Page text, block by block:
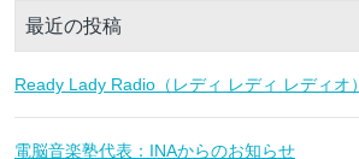
最近の投稿
Ready Lady Radio（レディ レディ レディオ）
電脳音楽塾代表：INAからのお知らせ